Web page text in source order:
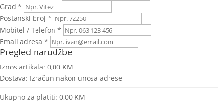
Grad *
Postanski broj *
Mobitel / Telefon *
Email adresa *
Pregled narudžbe
Iznos artikala: 0,00 KM
Dostava: Izračun nakon unosa adrese
Ukupno za platiti: 0,00 KM